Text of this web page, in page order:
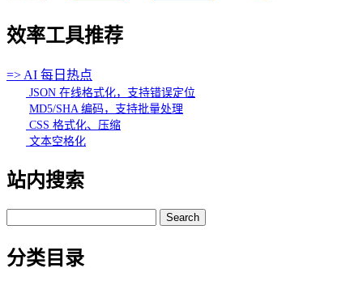
效率工具推荐
=> AI 每日热点
JSON 在线格式化，支持错误定位
MD5/SHA 编码，支持批量处理
CSS 格式化、压缩
文本空格化
站内搜索
for:
分类目录